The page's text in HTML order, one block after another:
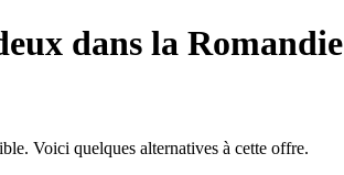
dans la Romandie
Voici quelques alternatives à cette offre.